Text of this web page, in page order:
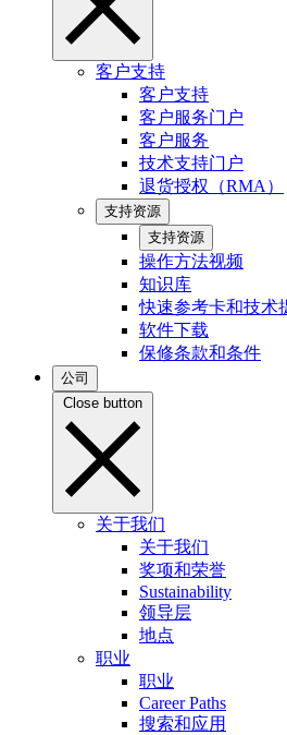
客户支持
客户支持
客户服务门户
客户服务
技术支持门户
退货授权（RMA）
支持资源
支持资源
操作方法视频
知识库
快速参考卡和技术
软件下载
保修条款和条件
公司
Close button
关于我们
关于我们
奖项和荣誉
Sustainability
领导层
地点
职业
职业
Career Paths
搜索和应用